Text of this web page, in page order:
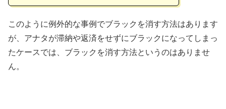
このように例外的な事例でブラックを消す方法はあります
が、アナタが滞納や返済をせずにブラックになってしまっ
たケースでは、ブラックを消す方法というのはありませ
ん。